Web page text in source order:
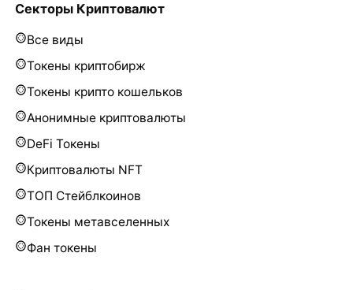
Секторы Криптовалют
Все виды
Токены криптобирж
Токены крипто кошельков
Анонимные криптовалюты
DeFi Токены
Криптовалюты NFT
ТОП Стейблкоинов
Токены метавселенных
Фан токены